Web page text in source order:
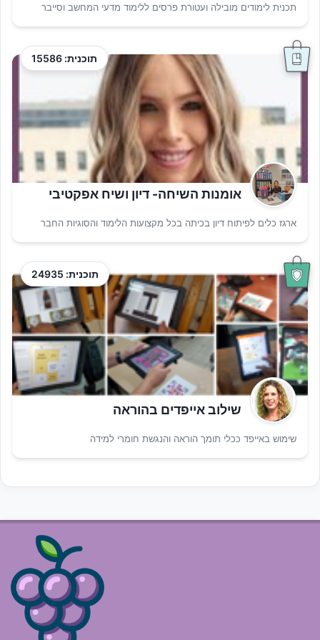
תכנית לימודים מובילה ועטורת פרסים ללימוד מדעי המחשב וסייבר
תוכנית: 15586
אומנות השיחה- דיון ושיח אפקטיבי
ארגז כלים לפיתוח דיון בכיתה בכל מקצועות הלימוד והסוגיות החבר
תוכנית: 24935
שילוב אייפדים בהוראה
שימוש באייפד ככלי תומך הוראה והנגשת חומרי למידה